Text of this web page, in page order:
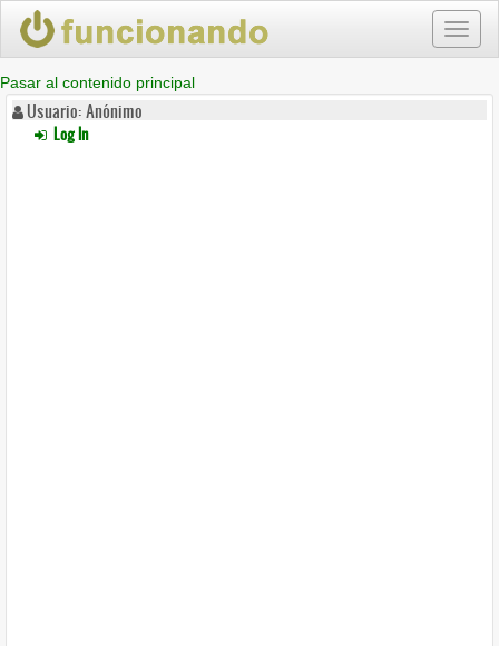
Pasar al contenido principal
Usuario: Anónimo
Log In